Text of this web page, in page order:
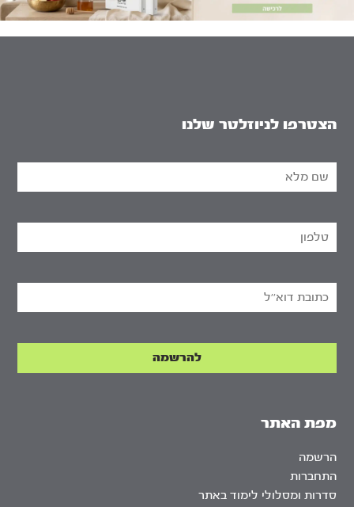
מפת האתר
הרשמה
התחברות
סדרות ומסלולי לימוד באתר
הצטרפו לניוזלטר שלנו